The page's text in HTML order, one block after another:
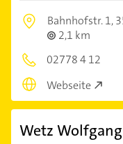
Bahnhofstr. 1,
2,1 km
02778 4 12
Webseite
Wetz